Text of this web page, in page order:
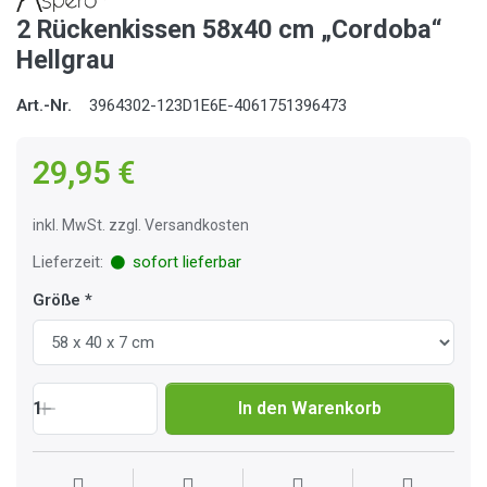
2 Rückenkissen 58x40 cm „Cordoba“
Hellgrau
Art.-Nr. 3964302-123D1E6E-4061751396473
29,95 €
inkl. MwSt. zzgl. Versandkosten
Lieferzeit:
sofort lieferbar
Größe
1 In den Warenkorb